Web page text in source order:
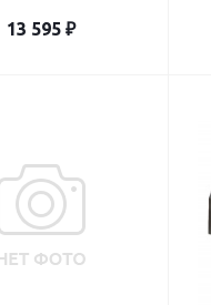
13 595₽